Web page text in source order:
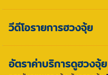
วีดีโอรายการฮวงจุ้ย
อัตราค่าบริการดูฮวงจุ้ย